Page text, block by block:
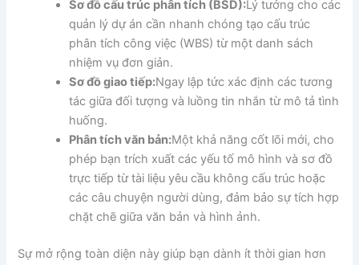
Sơ đồ cấu trúc phân tích (BSD):Lý tưởng cho các
quản lý dự án cần nhanh chóng tạo cấu trúc
phân tích công việc (WBS) từ một danh sách
nhiệm vụ đơn giản.
Sơ đồ giao tiếp:Ngay lập tức xác định các tương
tác giữa đối tượng và luồng tin nhắn từ mô tả tình
huống.
Phân tích văn bản:Một khả năng cốt lõi mới, cho
phép bạn trích xuất các yếu tố mô hình và sơ đồ
trực tiếp từ tài liệu yêu cầu không cấu trúc hoặc
các câu chuyện người dùng, đảm bảo sự tích hợp
chặt chẽ giữa văn bản và hình ảnh.
Sự mở rộng toàn diện này giúp bạn dành ít thời gian hơn